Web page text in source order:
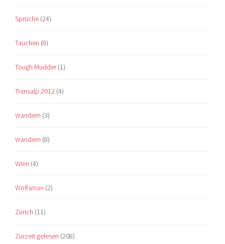
Sprüche (24)
Tauchen (8)
Tough Mudder(1)
Transalp 2012 (4)
Wandern (3)
Wandern (8)
Wien (4)
Wolfsman (2)
Zürich (11)
Zurzeit gelesen (208)